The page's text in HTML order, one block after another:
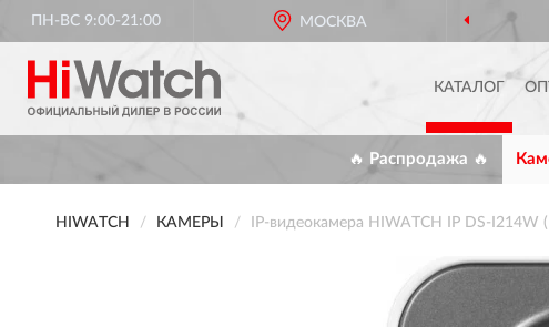
ПН-ВС 9:00-21:00 МОСКВА
КАТАЛОГ
🔥 Распродажа 🔥
HIWATCH КАМЕРЫ IP-видеокамера HIWATCH IP DS-I214W